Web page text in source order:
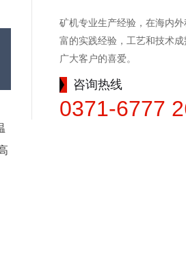
矿机专业生产经验，在海内
富的实践经验，工艺和技术成
广大客户的喜爱。
咨询热线
0371-6777